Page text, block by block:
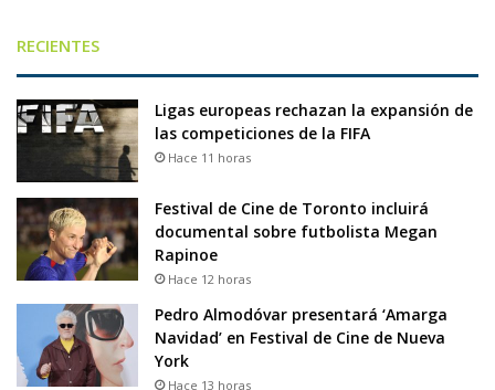
RECIENTES
Ligas europeas rechazan la expansión de
las competiciones de la FIFA
Hace 11 horas
Festival de Cine de Toronto incluirá
documental sobre futbolista Megan
Rapinoe
Hace 12 horas
Pedro Almodóvar presentará ‘Amarga
Navidad’ en Festival de Cine de Nueva
York
Hace 13 horas